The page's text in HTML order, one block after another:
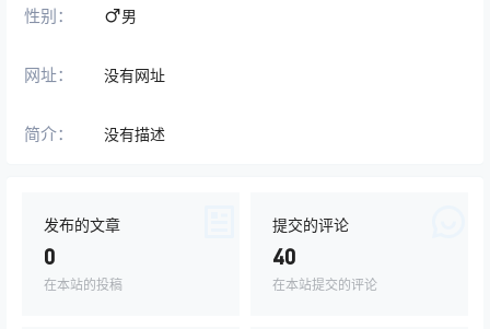
性别： 男
网址： 没有网址
简介： 没有描述
发布的文章
0
在本站的投稿
提交的评论
40
在本站提交的评论